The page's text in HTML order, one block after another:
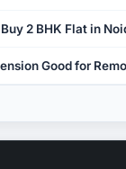
2 BHK Flat in
Good for